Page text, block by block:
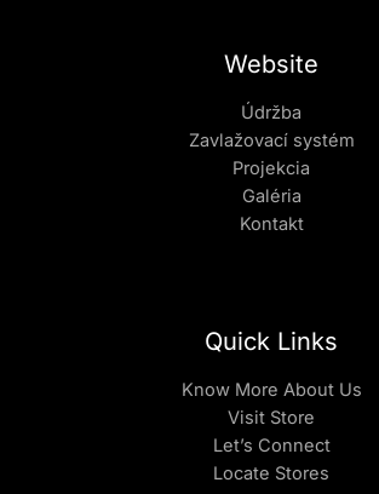
Website
Údržba
Zavlažovací systém
Projekcia
Galéria
Kontakt
Quick Links
Know More About Us
Visit Store
Let’s Connect
Locate Stores